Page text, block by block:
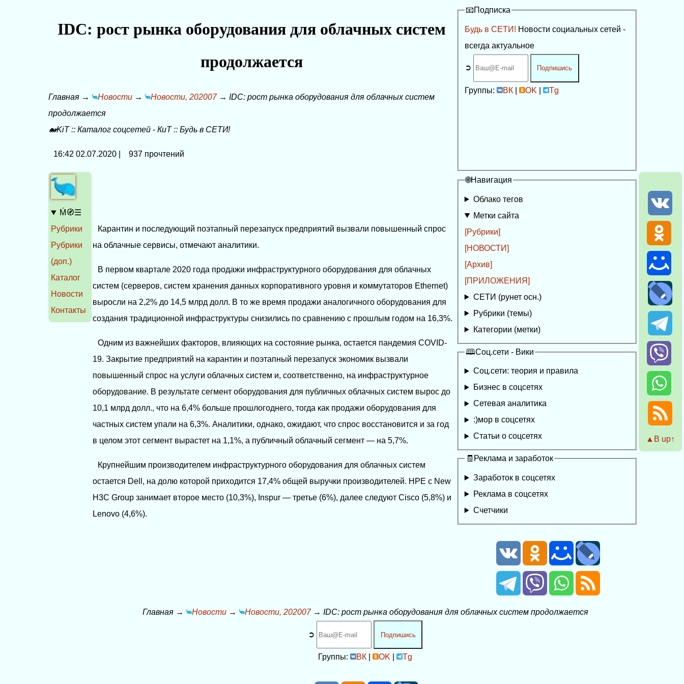
IDC: рост рынка оборудования для облачных систем
продолжается
Главная → Новости → Новости, 202007→IDC: рост рынка оборудования для облачных систем
продолжается
🐋KiT::Каталог соцсетей -КиТ::Будь в СЕТИ!
16:42 02.07.2020 | 937 прочтений
Карантин и последующий поэтапный перезапуск предприятий вызвали повышенный спрос
на облачные сервисы, отмечают аналитики.
В первом квартале 2020 года продажи инфраструктурного оборудования для облачных
систем (серверов, систем хранения данных корпоративного уровня и коммутаторов Ethernet)
выросли на 2,2% до 14,5 млрд долл. В то же время продажи аналогичного оборудования для
создания традиционной инфраструктуры снизились по сравнению с прошлым годом на 16,3%.
Одним из важнейших факторов, влияющих на состояние рынка, остается пандемия COVID-
19. Закрытие предприятий на карантин и поэтапный перезапуск экономик вызвали
повышенный спрос на услуги облачных систем и, соответственно, на инфраструктурное
оборудование. В результате сегмент оборудования для публичных облачных систем вырос до
10,1 млрд долл., что на 6,4% больше прошлогоднего, тогда как продажи оборудования для
частных систем упали на 6,3%. Аналитики, однако, ожидают, что спрос восстановится и за год
в целом этот сегмент вырастет на 1,1%, а публичный облачный сегмент — на 5,7%.
Крупнейшим производителем инфраструктурного оборудования для облачных систем
остается Dell, на долю которой приходится 17,4% общей выручки производителей. HPE с New
H3C Group занимает второе место (10,3%), Inspur — третье (6%), далее следуют Cisco (5,8%) и
Lenovo (4,6%).
Ḿ🧭☰
Рубрики
Рубрики
(доп.)
Каталог
Новости
Контакты
▲Β up↑
📧Подписка
Будь в СЕТИ! Новости социальных сетей -
всегда актуальное
➲ Подпишись
Группы: ВК| OK Tg
🌐Навигация
Облако тегов
Метки сайта
[Рубрики]
[НОВОСТИ]
[Архив]
[ПРИЛОЖЕНИЯ]
СЕТИ (рунет осн.)
Рубрики (темы)
Категории (метки)
🕮Соц.сети - Вики
Соц.сети: теория и правила
Бизнес в соцсетях
Сетевая аналитика
:)мор в соцсетях
Статьи о соцсетях
🧾Реклама и заработок
Заработок в соцсетях
Реклама в соцсетях
Счетчики
Главная→ Новости→ Новости, 202007→ IDC: рост рынка оборудования для облачных систем продолжается
➲ Подпишись
Группы: ВК | OK | Tg